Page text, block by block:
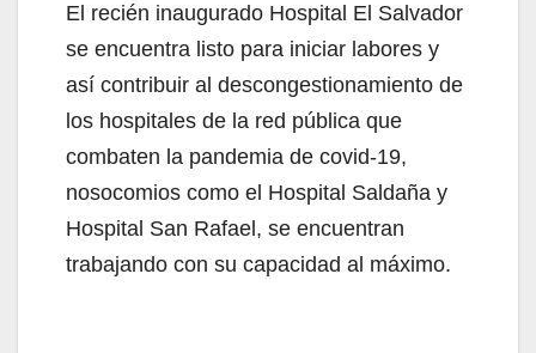
El recién inaugurado Hospital El Salvador
se encuentra listo para iniciar labores y
así contribuir al descongestionamiento de
los hospitales de la red pública que
combaten la pandemia de covid-19,
nosocomios como el Hospital Saldaña y
Hospital San Rafael, se encuentran
trabajando con su capacidad al máximo.